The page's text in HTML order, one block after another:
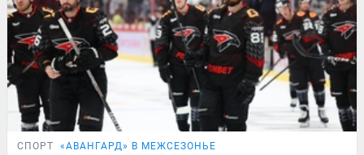
СПОРТ «АВАНГАРД» В МЕЖСЕЗОНЬЕ